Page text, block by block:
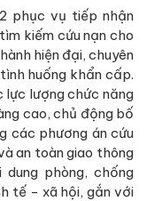
phục vụ tiếp nhận
kiếm cứu nạn cho
hiện đại, chuyên
huống khẩn cấp.
lực lượng chức năng
cao, chủ động bố
các phương án cứu
an toàn giao thông
phòng, chống
tế - xã hội, gắn với